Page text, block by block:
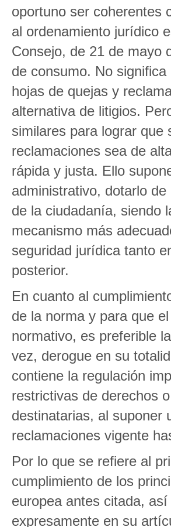
oportuno ser coherentes
al ordenamiento jurídico
Consejo, de 21 de mayo
de consumo. No
hojas de quejas y
alternativa de litigios.
similares para lograr que
reclamaciones sea de
rápida y justa. Ello
administrativo, dotarlo
de la ciudadanía, siendo
mecanismo más
seguridad jurídica tanto
posterior.
En cuanto al
de la norma y para que
normativo, es preferible
vez, derogue en su
contiene la regulación
restrictivas de derechos
destinatarias, al suponer
reclamaciones vigente
Por lo que se refiere al
cumplimiento de los
europea antes citada,
expresamente en su